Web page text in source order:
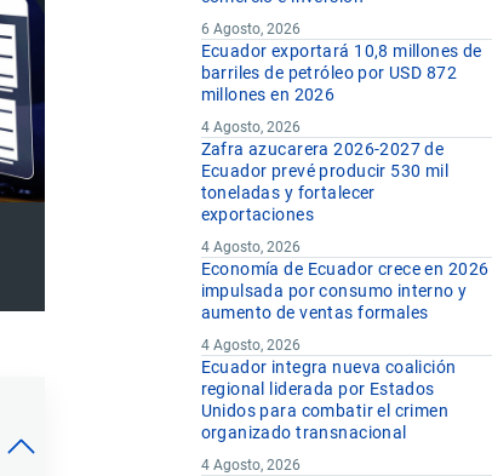
6 Agosto, 2026
Ecuador exportará 10,8 millones de
barriles de petróleo por USD 872
millones en 2026
4 Agosto, 2026
Zafra azucarera 2026-2027 de
Ecuador prevé producir 530 mil
toneladas y fortalecer
exportaciones
4 Agosto, 2026
Economía de Ecuador crece en 2026
impulsada por consumo interno y
aumento de ventas formales
4 Agosto, 2026
Ecuador integra nueva coalición
regional liderada por Estados
Unidos para combatir el crimen
organizado transnacional
4 Agosto, 2026